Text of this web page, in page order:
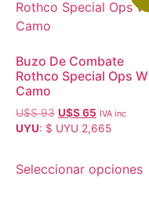
Buzo De Combate
Rothco Special Ops W
Camo
U$S93 U$S65 IVA inc
UYU: $ UYU 2,665
Seleccionar opciones